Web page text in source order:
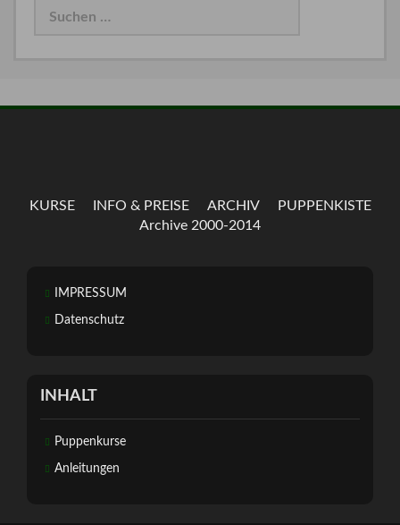
KURSE INFO & PREISE ARCHIV
PUPPENKISTE
Archive 2000-2014
IMPRESSUM
Datenschutz
INHALT
Puppenkurse
Anleitungen